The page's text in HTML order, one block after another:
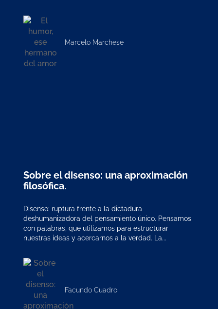
Marcelo Marchese
Sobre el disenso: una aproximación
filosófica.
Disenso: ruptura frente a la dictadura
deshumanizadora del pensamiento único. Pensamos
con palabras, que utilizamos para estructurar
nuestras ideas y acercarnos a la verdad. La...
Facundo Cuadro